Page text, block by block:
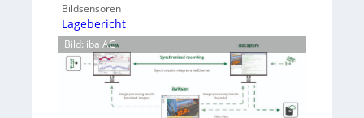
Bildsensoren
Lagebericht
Bild: iba AG